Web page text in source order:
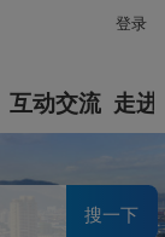
登录
互动交流 走进
搜一下